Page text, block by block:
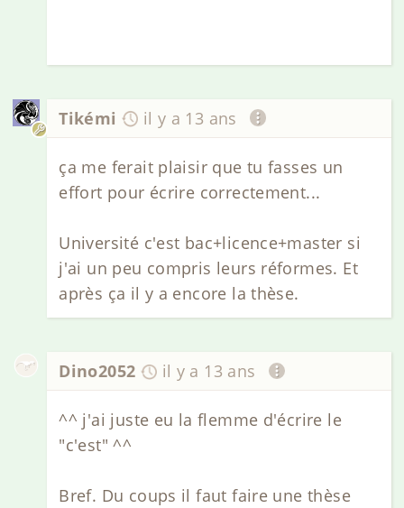
Tikémi il y a 13 ans
ça me ferait plaisir que tu fasses un
effort pour écrire correctement...
Université c'est bac+licence+master si
j'ai un peu compris leurs réformes. Et
après ça il y a encore la thèse.
Dino2052 il y a 13 ans
^^ j'ai juste eu la flemme d'écrire le
"c'est" ^^
Bref. Du coups il faut faire une thèse